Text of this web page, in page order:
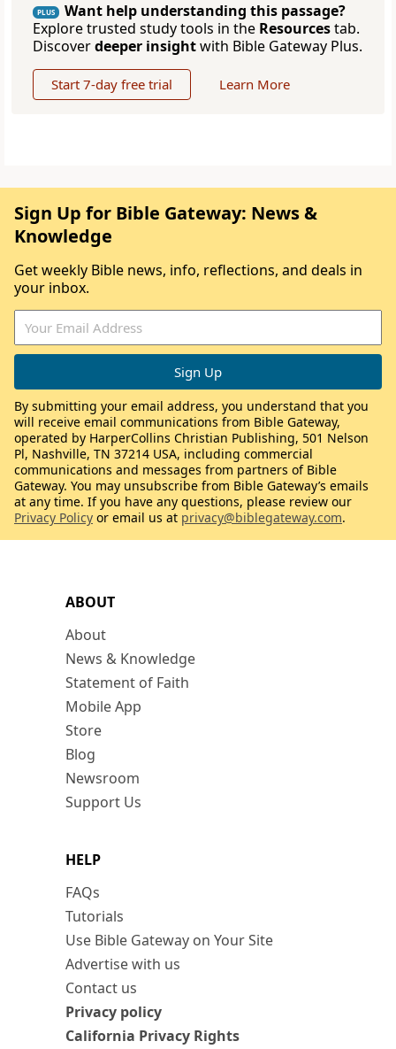
PLUS
Want help understanding this passage?
Explore trusted study tools in the Resourcestab.
Discoverdeeper insightwith Bible Gateway Plus.
Start 7-day free trial Learn More
ABOUT
About
News & Knowledge
Statement of Faith
Mobile App
Store
Blog
Newsroom
Support Us
HELP
FAQs
Tutorials
Use Bible Gateway on Your Site
Advertise with us
Contact us
Privacy policy
California Privacy Rights
Sign Up for Bible Gateway: News &
Knowledge
Get weekly Bible news, info, reflections, and deals in
your inbox.
By submitting your email address, you understand that you
will receive email communications from Bible Gateway,
operated by HarperCollins Christian Publishing, 501 Nelson
Pl, Nashville, TN 37214 USA, including commercial
communications and messages from partners of Bible
Gateway. You may unsubscribe from Bible Gateway’s emails
at any time. If you have any questions, please review our
Privacy Policy or email us at privacy@biblegateway.com.